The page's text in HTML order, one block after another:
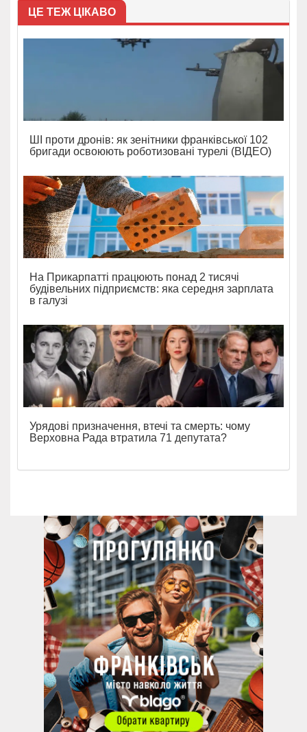
ЦЕ ТЕЖ ЦІКАВО
ШІ проти дронів: як зенітники франківської 102
бригади освоюють роботизовані турелі (ВІДЕО)
На Прикарпатті працюють понад 2 тисячі
будівельних підприємств: яка середня зарплата
в галузі
Урядові призначення, втечі та смерть: чому
Верховна Рада втратила 71 депутата?